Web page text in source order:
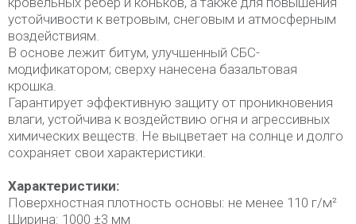
устойчивости к ветровым, снеговым и атмосферным
воздействиям.
В основе лежит битум, улучшенный СБС-
модификатором; сверху нанесена базальтовая
крошка.
Гарантирует эффективную защиту от проникновения
влаги, устойчива к воздействию огня и агрессивных
химических веществ. Не выцветает на солнце и долго
сохраняет свои характеристики.
Характеристики:
Поверхностная плотность основы: не менее 110 г/м²
Ширина: 1000 ±3 мм